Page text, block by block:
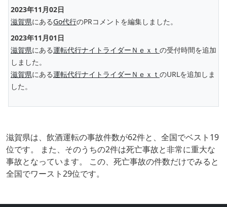
2023年11月02日
滋賀県にあるGo代行のPRコメントを編集しました。
2023年11月01日
滋賀県にある運転代行ナイトライダーＮｅｘｔ の受付時間を追加
しました。
滋賀県にある運転代行ナイトライダーＮｅｘｔ のURLを追加しま
した。
滋賀県は、飲酒運転の事故件数が62件と、全国でベスト19
位です。 また、そのうちの2件は死亡事故と非常に重大な
事故となっています。 この、死亡事故の件数だけでみると
全国でワースト29位です。